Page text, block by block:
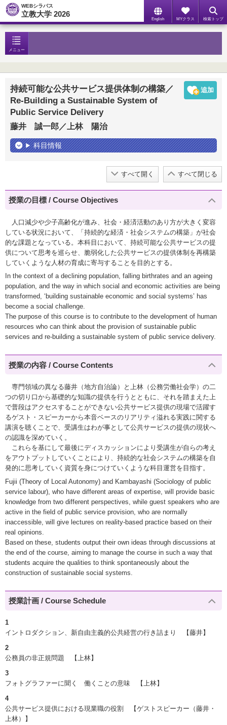
WEBシラバス
立教大学 2026
English MYクラス 検索トップ
メニュー
持続可能な公共サービス提供体制の構築／
Re-Building a Sustainable System of
Public Service Delivery
藤井 誠一郎／上林 陽治
科目情報
すべて開く すべて閉じる
授業の目標 / Course Objectives
人口減少や少子高齢化が進み、社会・経済活動のあり方が大きく変容
している状況において、「持続的な経済・社会システムの構築」が社会
的な課題となっている。本科目において、持続可能な公共サービスの提
供について思考を巡らせ、脆弱化した公共サービスの提供体制を再構築
していくような人材の育成に寄与することを目的とする。
In the context of a declining population, falling birthrates and an ageing
population, and the way in which social and economic activities are being
transformed, ‘building sustainable economic and social systems’ has
become a social challenge.
The purpose of this course is to contribute to the development of human
resources who can think about the provision of sustainable public
services and re-building a sustainable system of public service delivery.
授業の内容 / Course Contents
専門領域の異なる藤井（地方自治論）と上林（公務労働社会学）の二
つの切り口から基礎的な知識の提供を行うとともに、それを踏まえた上
で普段はアクセスすることができない公共サービス提供の現場で活躍す
るゲスト・スピーカーから本音ベースのリアリティ溢れる実践に関する
講演を聴くことで、受講生はわが事として公共サービスの提供の現状へ
の認識を深めていく。
これらを基にして最後にディスカッションにより受講生が自らの考え
をアウトプットしていくことにより、持続的な社会システムの構築を自
発的に思考していく資質を身につけていくような科目運営を目指す。
Fujii (Theory of Local Autonomy) and Kambayashi (Sociology of public
service labour), who have different areas of expertise, will provide basic
knowledge from two different perspectives, while guest speakers who are
active in the field of public service provision, who are normally
inaccessible, will give lectures on reality-based practice based on their
real opinions.
Based on these, students output their own ideas through discussions at
the end of the course, aiming to manage the course in such a way that
students acquire the qualities to think spontaneously about the
construction of sustainable social systems.
授業計画 / Course Schedule
1
イントロダクション、新自由主義的公共経営の行き詰まり 【藤井】
2
公務員の非正規問題 【上林】
3
フォトグラファーに聞く 働くことの意味 【上林】
4
公共サービス提供における現業職の役割 【ゲストスピーカー（藤井・
上林）】